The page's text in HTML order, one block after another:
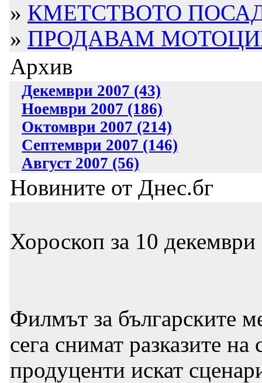
» КМЕТСТВОТО
» ПРОДАВАМ
Архив
Декември 2007 (43)
Ноември 2007 (186)
Октомври 2007 (214)
Септември 2007 (146)
Август 2007 (56)
Новините от Днес.бг
Хороскоп за 10 декември
Филмът за българските
сега снимат разказите на
продуценти искат